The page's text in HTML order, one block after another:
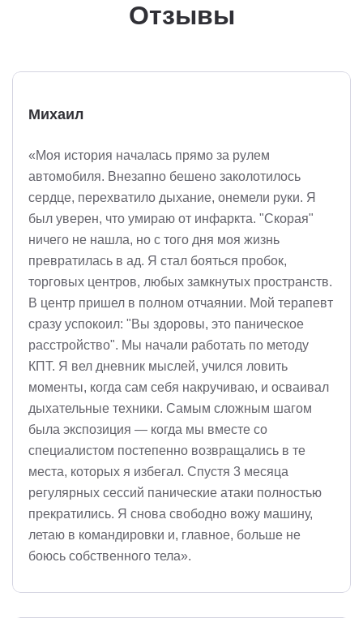
Отзывы
Михаил
«Моя история началась прямо за рулем
автомобиля. Внезапно бешено заколотилось
сердце, перехватило дыхание, онемели руки. Я
был уверен, что умираю от инфаркта. "Скорая"
ничего не нашла, но с того дня моя жизнь
превратилась в ад. Я стал бояться пробок,
торговых центров, любых замкнутых пространств.
В центр пришел в полном отчаянии. Мой терапевт
сразу успокоил: "Вы здоровы, это паническое
расстройство". Мы начали работать по методу
КПТ. Я вел дневник мыслей, учился ловить
моменты, когда сам себя накручиваю, и осваивал
дыхательные техники. Самым сложным шагом
была экспозиция — когда мы вместе со
специалистом постепенно возвращались в те
места, которых я избегал. Спустя 3 месяца
регулярных сессий панические атаки полностью
прекратились. Я снова свободно вожу машину,
летаю в командировки и, главное, больше не
боюсь собственного тела».